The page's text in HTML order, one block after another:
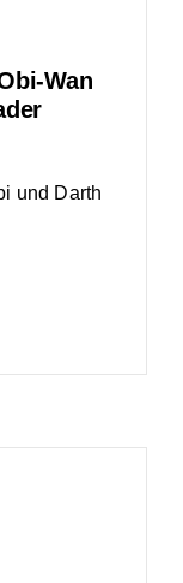
Wan
und Darth